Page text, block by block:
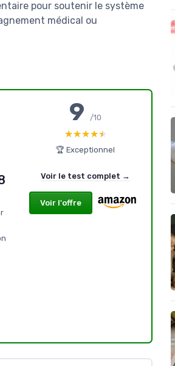
pour soutenir le système
médical ou
9/10
★★★★★
★★★★★
🏆 Exceptionnel
Voir le test complet →
Voir l'offre